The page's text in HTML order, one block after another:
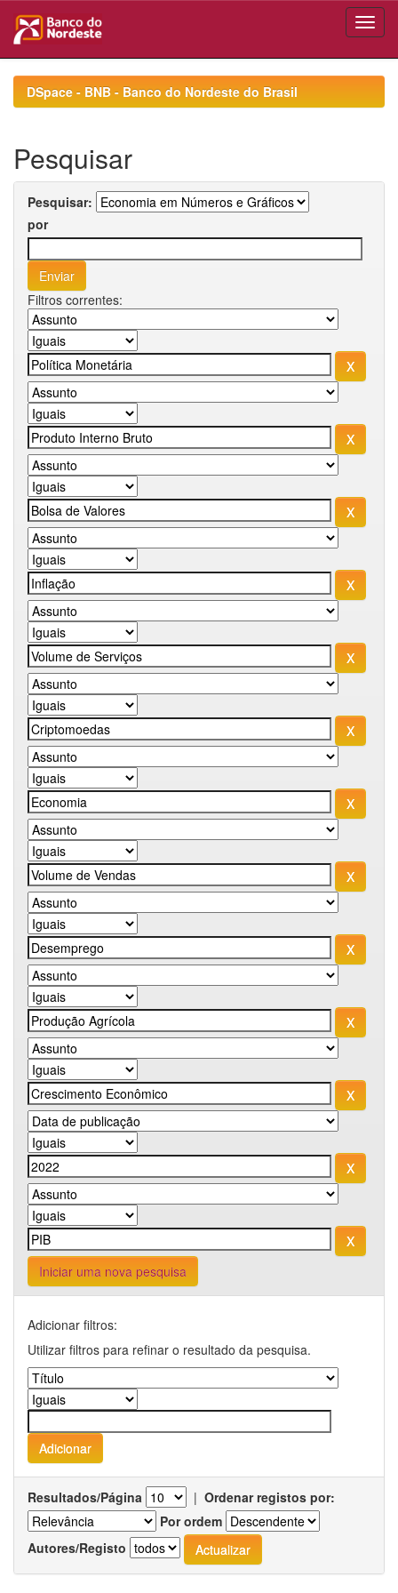
navigationDSpace - BNB - Banco do Nordeste do Brasil
Pesquisar
Pesquisar:
por
Filtros correntes:
Iniciar uma nova pesquisa
Adicionar filtros:
Utilizar filtros para refinar o resultado da pesquisa.
Resultados/Página | Ordenar registos por:
Por ordem
Autores/Registo